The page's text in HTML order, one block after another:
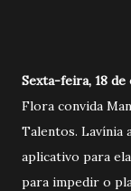
Sexta-feira, 18
Flora convida
Talentos. Lavínia
aplicativo para
para impedir o